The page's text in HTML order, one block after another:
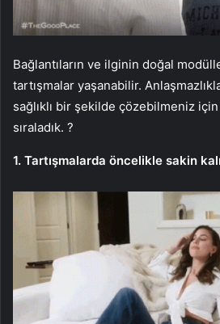
Bağlantıların ve ilginin doğal
tartışmalar yaşanabilir.
sağlıklı bir şekilde çözebilmeniz
sıraladık. ?
1. Tartışmalarda öncelikle sakin